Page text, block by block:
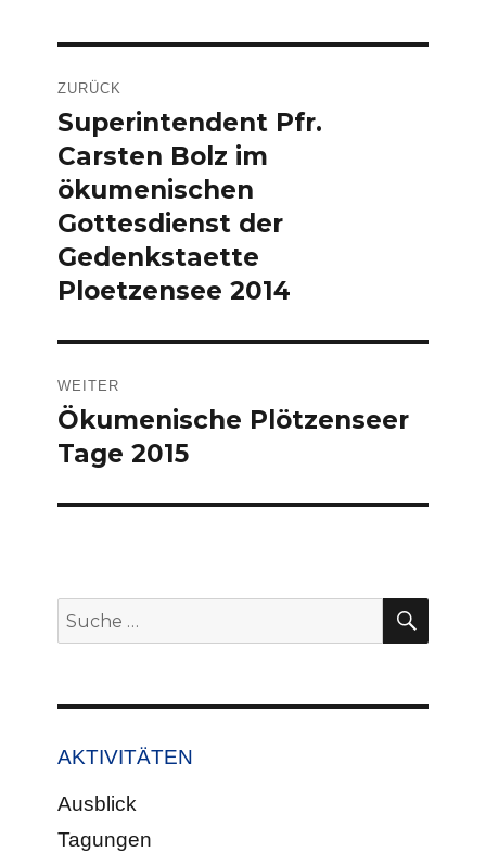
ZURÜCK
Vorheriger
Beitrag:
Superintendent Pfr.
Carsten Bolz im
ökumenischen
Gottesdienst der
Gedenkstaette
Ploetzensee 2014
WEITER
Nächster
Beitrag:
Ökumenische Plötzenseer
Tage 2015
Suche
nach:
AKTIVITÄTEN
Ausblick
Tagungen